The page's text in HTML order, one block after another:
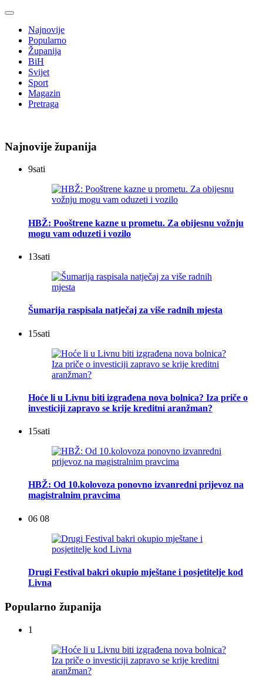
Najnovije
Popularno
Županija
BiH
Svijet
Sport
Magazin
Pretraga
Najnovije županija
9sati
HBŽ: Pooštrene kazne u prometu. Za obijesnu vožnju
mogu vam oduzeti i vozilo
13sati
Šumarija raspisala natječaj za više radnih mjesta
15sati
Hoće li u Livnu biti izgrađena nova bolnica? Iza priče o
investiciji zapravo se krije kreditni aranžman?
15sati
HBŽ: Od 10.kolovoza ponovno izvanredni prijevoz na
magistralnim pravcima
06 08
Drugi Festival bakri okupio mještane i posjetitelje kod
Livna
Popularno županija
1